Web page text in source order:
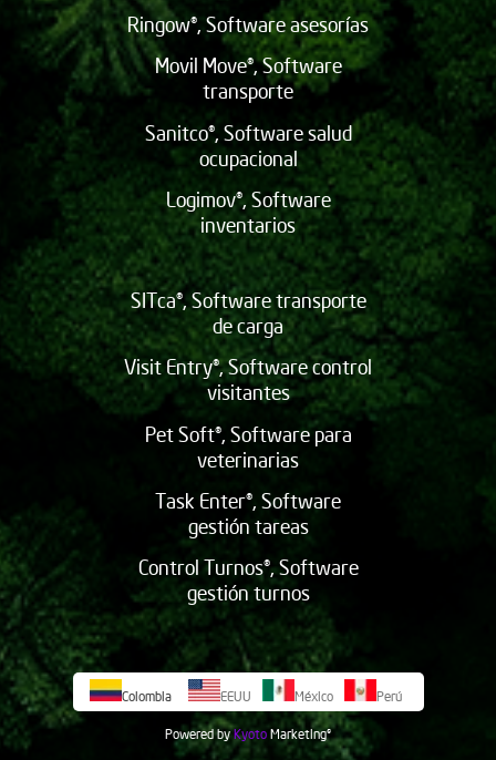
Ringow®, Software asesorías
Movil Move®, Software
transporte
Sanitco®, Software salud
ocupacional
Logimov®, Software
inventarios
SITca®, Software transporte
de carga
Visit Entry®, Software control
visitantes
Pet Soft®, Software para
veterinarias
Task Enter®, Software
gestión tareas
Control Turnos®, Software
gestión turnos
Colombia EEUU México Perú
Powered by Kyoto Marketing©